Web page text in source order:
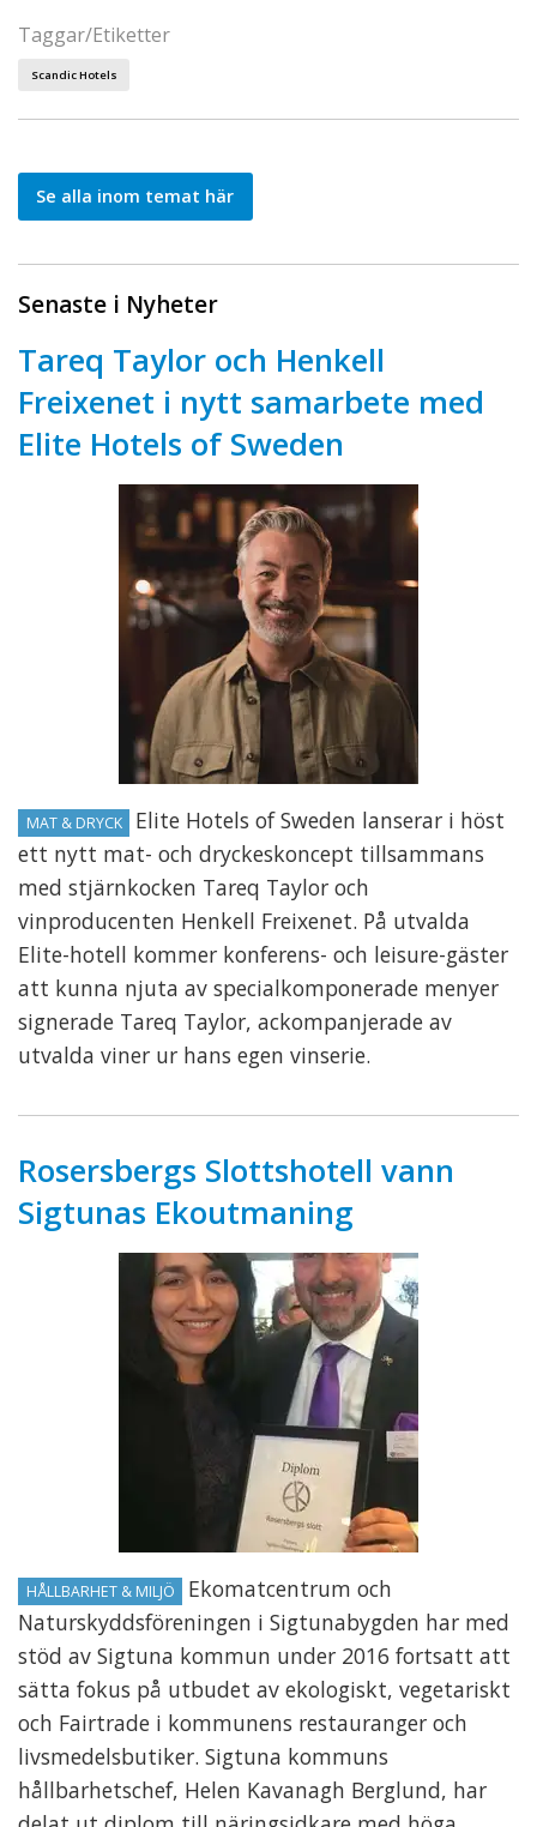
Taggar/Etiketter
Scandic Hotels
Se alla inom temat här
Senaste i Nyheter
Tareq Taylor och Henkell
Freixenet i nytt samarbete med
Elite Hotels of Sweden
MAT & DRYCK
Elite Hotels of Sweden lanserar i höst
ett nytt mat- och dryckeskoncept tillsammans
med stjärnkocken Tareq Taylor och
vinproducenten Henkell Freixenet. På utvalda
Elite-hotell kommer konferens- och leisure-gäster
att kunna njuta av specialkomponerade menyer
signerade Tareq Taylor, ackompanjerade av
utvalda viner ur hans egen vinserie.
Rosersbergs Slottshotell vann
Sigtunas Ekoutmaning
HÅLLBARHET & MILJÖ
Ekomatcentrum och
Naturskyddsföreningen i Sigtunabygden har med
stöd av Sigtuna kommun under 2016 fortsatt att
sätta fokus på utbudet av ekologiskt, vegetariskt
och Fairtrade i kommunens restauranger och
livsmedelsbutiker. Sigtuna kommuns
hållbarhetschef, Helen Kavanagh Berglund, har